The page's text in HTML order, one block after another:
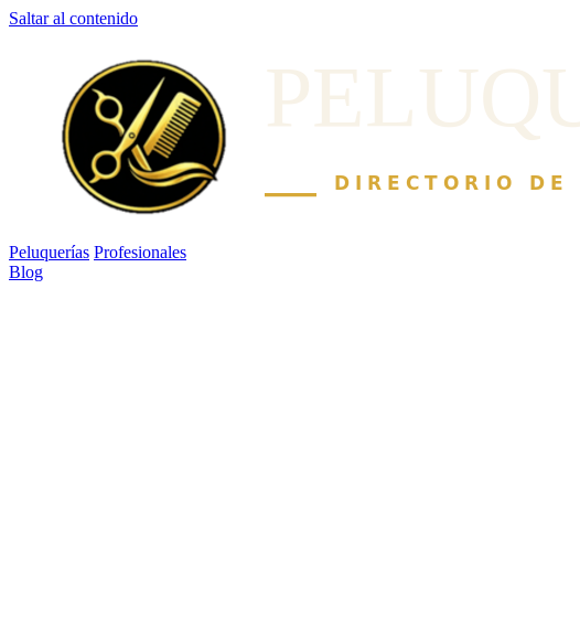
Saltar al contenido
Peluquerías Profesionales
Blog